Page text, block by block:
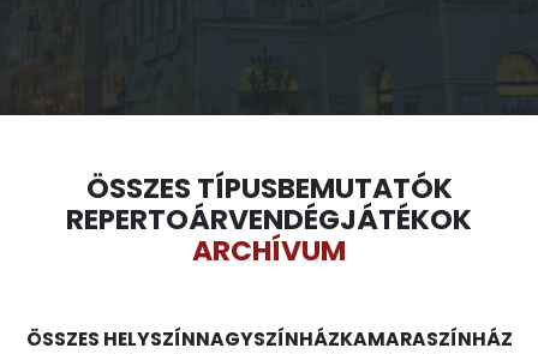
ÖSSZES TÍPUSBEMUTATÓK
REPERTOÁRVENDÉGJÁTÉKOK
ARCHÍVUM
ÖSSZES HELYSZÍNNAGYSZÍNHÁZKAMARASZÍNHÁZ